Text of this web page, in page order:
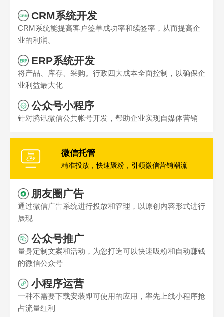
CRM系统开发
CRM系统能提高客户签单成功率和续签率，从而提高企
业的利润。
ERP系统开发
将产品、库存、采购。行政四大成本全面控制，以确保企
业利益最大化
公众号小程序
针对腾讯微信公共帐号开发，帮助企业实现自媒体营销
微信托管
精准投放，快速聚粉，引领微信营销潮流
朋友圈广告
通过微信广告系统进行投放和管理，以原创内容形式进行
展现
公众号推广
量身定制文案和活动，为您打造可以快速吸粉和自动赚钱
的微信公众号
小程序运营
一种不需要下载安装即可使用的应用，率先上线小程序抢
占流量红利